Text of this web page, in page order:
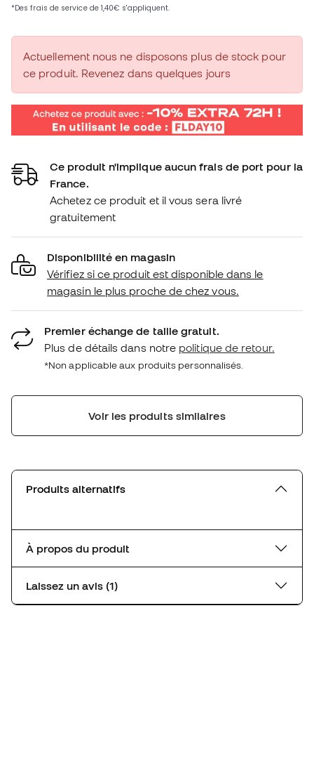
Actuellement nous ne disposons plus de stock pour
ce produit. Revenez dans quelques jours
Ce produit n'implique aucun frais de port pour la
France.
Achetez ce produit et il vous sera livré
gratuitement
Disponibilité en magasin
Vérifiez si ce produit est disponible dans le
magasin le plus proche de chez vous.
Premier échange de taille gratuit.
Plus de détails dans notre politique de retour.
*Non applicable aux produits personnalisés.
Voir les produits similaires
Produits alternatifs
À propos du produit
Laissez un avis (1)